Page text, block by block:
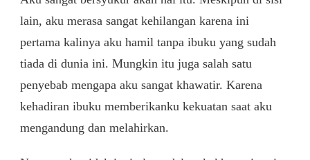
lain, aku merasa sangat kehilangan karena ini
pertama kalinya aku hamil tanpa ibuku yang sudah
tiada di dunia ini. Mungkin itu juga salah satu
penyebab mengapa aku sangat khawatir. Karena
kehadiran ibuku memberikanku kekuatan saat aku
mengandung dan melahirkan.